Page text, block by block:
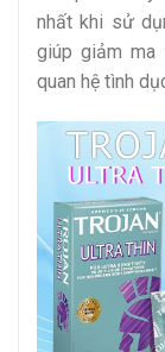
nhất khi sử
giúp giảm
quan hệ tình